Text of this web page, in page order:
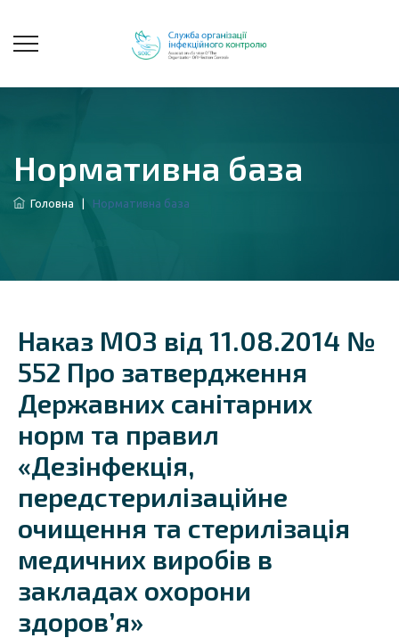
Нормативна база
Головна Нормативна база
Наказ МОЗ від 11.08.2014 №
552 Про затвердження
Державних санітарних
норм та правил
«Дезінфекція,
передстерилізаційне
очищення та стерилізація
медичних виробів в
закладах охорони
здоров’я»